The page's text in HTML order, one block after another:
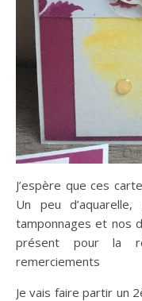
J’espère que ces
Un peu
tamponnages et nos
présent pour la
remerciements
Je vais faire partir un